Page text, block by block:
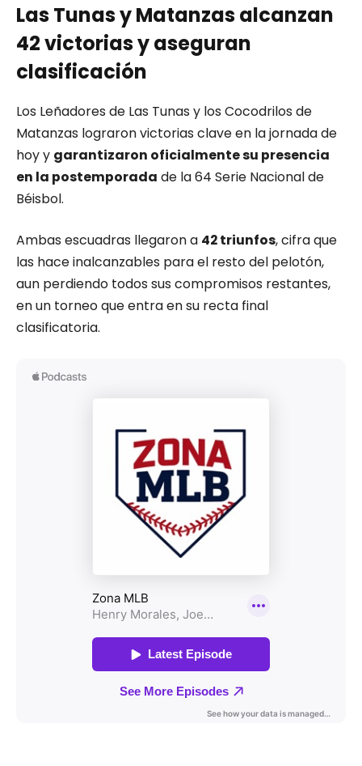
Las Tunas y Matanzas alcanzan
42 victorias y aseguran
clasificación
Los Leñadores de Las Tunas y los Cocodrilos de
Matanzas lograron victorias clave en la jornada de
hoy y garantizaron oficialmente su presencia
en la postemporada de la 64 Serie Nacional de
Béisbol.
Ambas escuadras llegaron a 42 triunfos, cifra que
las hace inalcanzables para el resto del pelotón,
aun perdiendo todos sus compromisos restantes,
en un torneo que entra en su recta final
clasificatoria.